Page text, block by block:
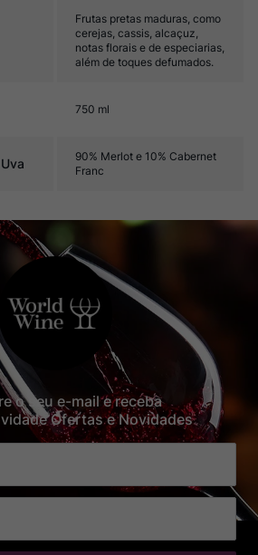
Frutas pretas maduras, como
cerejas, cassis, alcaçuz,
notas florais e de especiarias,
além de toques defumados.
750 ml
90% Merlot e 10% Cabernet
Franc
o seu e-mail e receba
Ofertas e Novidades